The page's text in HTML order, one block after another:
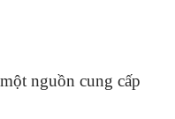
nguồn cung cấp